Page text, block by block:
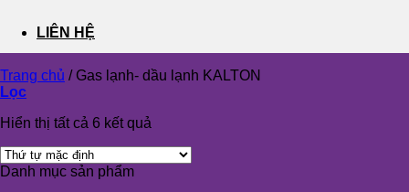
LIÊN HỆ
Trang chủ /Gas lạnh- dầu lạnh KALTON
Lọc
Hiển thị tất cả 6 kết quả
Danh mục sản phẩm